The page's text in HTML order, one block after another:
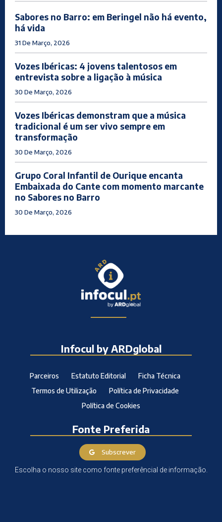
Sabores no Barro: em Beringel não há evento,
há vida
31 De Março, 2026
Vozes Ibéricas: 4 jovens talentosos em
entrevista sobre a ligação à música
30 De Março, 2026
Vozes Ibéricas demonstram que a música
tradicional é um ser vivo sempre em
transformação
30 De Março, 2026
Grupo Coral Infantil de Ourique encanta
Embaixada do Cante com momento marcante
no Sabores no Barro
30 De Março, 2026
Infocul by ARDglobal
Parceiros Estatuto Editorial
Ficha Técnica
Termos de Utilização
Política de Privacidade
Política de Cookies
Fonte Preferida
Subscrever
Escolha o nosso site como fonte preferêncial de informação.